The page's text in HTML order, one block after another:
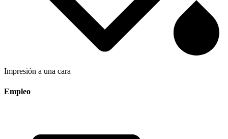
Impresión a una cara
Empleo